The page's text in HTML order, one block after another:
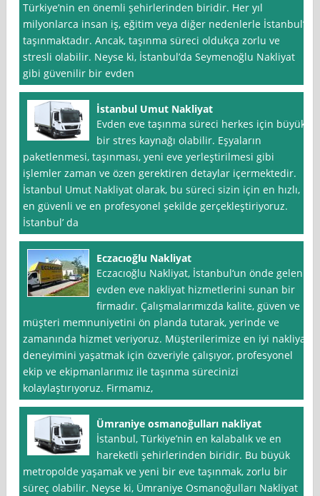
Türkiye’nin en önemli şehirlerinden biridir. Her yıl
milyonlarca insan iş, eğitim veya diğer nedenlerle İstanbul’a
taşınmaktadır. Ancak, taşınma süreci oldukça zorlu ve
stresli olabilir. Neyse ki, İstanbul’da Seymenoğlu Nakliyat
gibi güvenilir bir evden
İstanbul Umut Nakliyat
Evden eve taşınma süreci herkes için büyük
bir stres kaynağı olabilir. Eşyaların
paketlenmesi, taşınması, yeni eve yerleştirilmesi gibi
işlemler zaman ve özen gerektiren detaylar içermektedir.
İstanbul Umut Nakliyat olarak, bu süreci sizin için en hızlı,
en güvenli ve en profesyonel şekilde gerçekleştiriyoruz.
İstanbul’ da
Eczacıoğlu Nakliyat
Eczacıoğlu Nakliyat, İstanbul‘un önde gelen
evden eve nakliyat hizmetlerini sunan bir
firmadır. Çalışmalarımızda kalite, güven ve
müşteri memnuniyetini ön planda tutarak, yerinde ve
zamanında hizmet veriyoruz. Müşterilerimize en iyi nakliyat
deneyimini yaşatmak için özveriyle çalışıyor, profesyonel
ekip ve ekipmanlarımız ile taşınma sürecinizi
kolaylaştırıyoruz. Firmamız,
Ümraniye osmanoğulları nakliyat
İstanbul, Türkiye’nin en kalabalık ve en
hareketli şehirlerinden biridir. Bu büyük
metropolde yaşamak ve yeni bir eve taşınmak, zorlu bir
süreç olabilir. Neyse ki, Ümraniye Osmanoğulları Nakliyat